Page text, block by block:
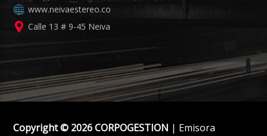
www.neivaestereo.co
Calle 13 # 9-45 Neiva
Copyright © 2026 CORPOGESTION | Emisora